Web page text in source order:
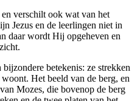
verschilt ook wat van het
Jezus en de leerlingen niet in
daar wordt Hij opgeheven en
betekenis: ze strekken
Het beeld van de berg, en
Mozes, die bovenop de berg